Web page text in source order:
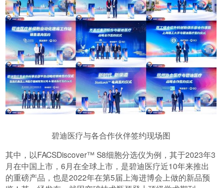
碧迪医疗与各合作伙伴签约现场图
其中，以FACSDiscover™ S8细胞分选仪为例，其于2023年3
月在中国上市，6月在全球上市，是碧迪医疗近10年来推出
的重磅产品，也是2022年在第5届上海进博会上做的新品预